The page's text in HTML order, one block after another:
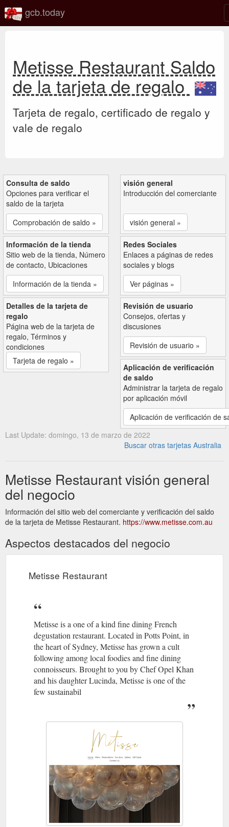
gcb.today
Metisse Restaurant Saldo
de la tarjeta de regalo
Tarjeta de regalo, certificado de regalo y
vale de regalo
Consulta de saldo
Opciones para verificar el
saldo de la tarjeta
Comprobación de saldo »
visión general
Introducción del comerciante
visión general »
Información de la tienda
Sitio web de la tienda, Número
de contacto, Ubicaciones
Información de la tienda »
Redes Sociales
Enlaces a páginas de redes
sociales y blogs
Ver páginas »
Detalles de la tarjeta de
regalo
Página web de la tarjeta de
regalo, Términos y
condiciones
Tarjeta de regalo »
Revisión de usuario
Consejos, ofertas y
discusiones
Revisión de usuario »
Aplicación de verificación
de saldo
Administrar la tarjeta de regalo
por aplicación móvil
Aplicación de verificación de
Last Update: domingo, 13 de marzo de 2022
Buscar otras tarjetas Australia
Metisse Restaurant visión general
del negocio
Información del sitio web del comerciante y verificación del saldo
de la tarjeta de Metisse Restaurant. https://www.metisse.com.au
Aspectos destacados del negocio
Metisse Restaurant
Metisse is a one of a kind fine dining French
degustation restaurant. Located in Potts Point, in
the heart of Sydney, Metisse has grown a cult
following among local foodies and fine dining
connoisseurs. Brought to you by Chef Opel Khan
and his daughter Lucinda, Metisse is one of the
few sustainabil